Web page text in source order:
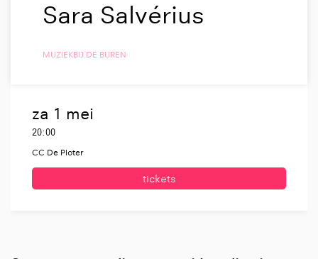
Sara Salvérius
MUZIEKBIJ DE BUREN
za 1 mei
20:00
CC De Ploter
tickets